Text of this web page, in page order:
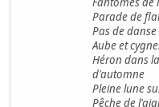
Parade de
Pas de danse
Aube et
Héron dans
d'automne
Pleine lune
Pêche de